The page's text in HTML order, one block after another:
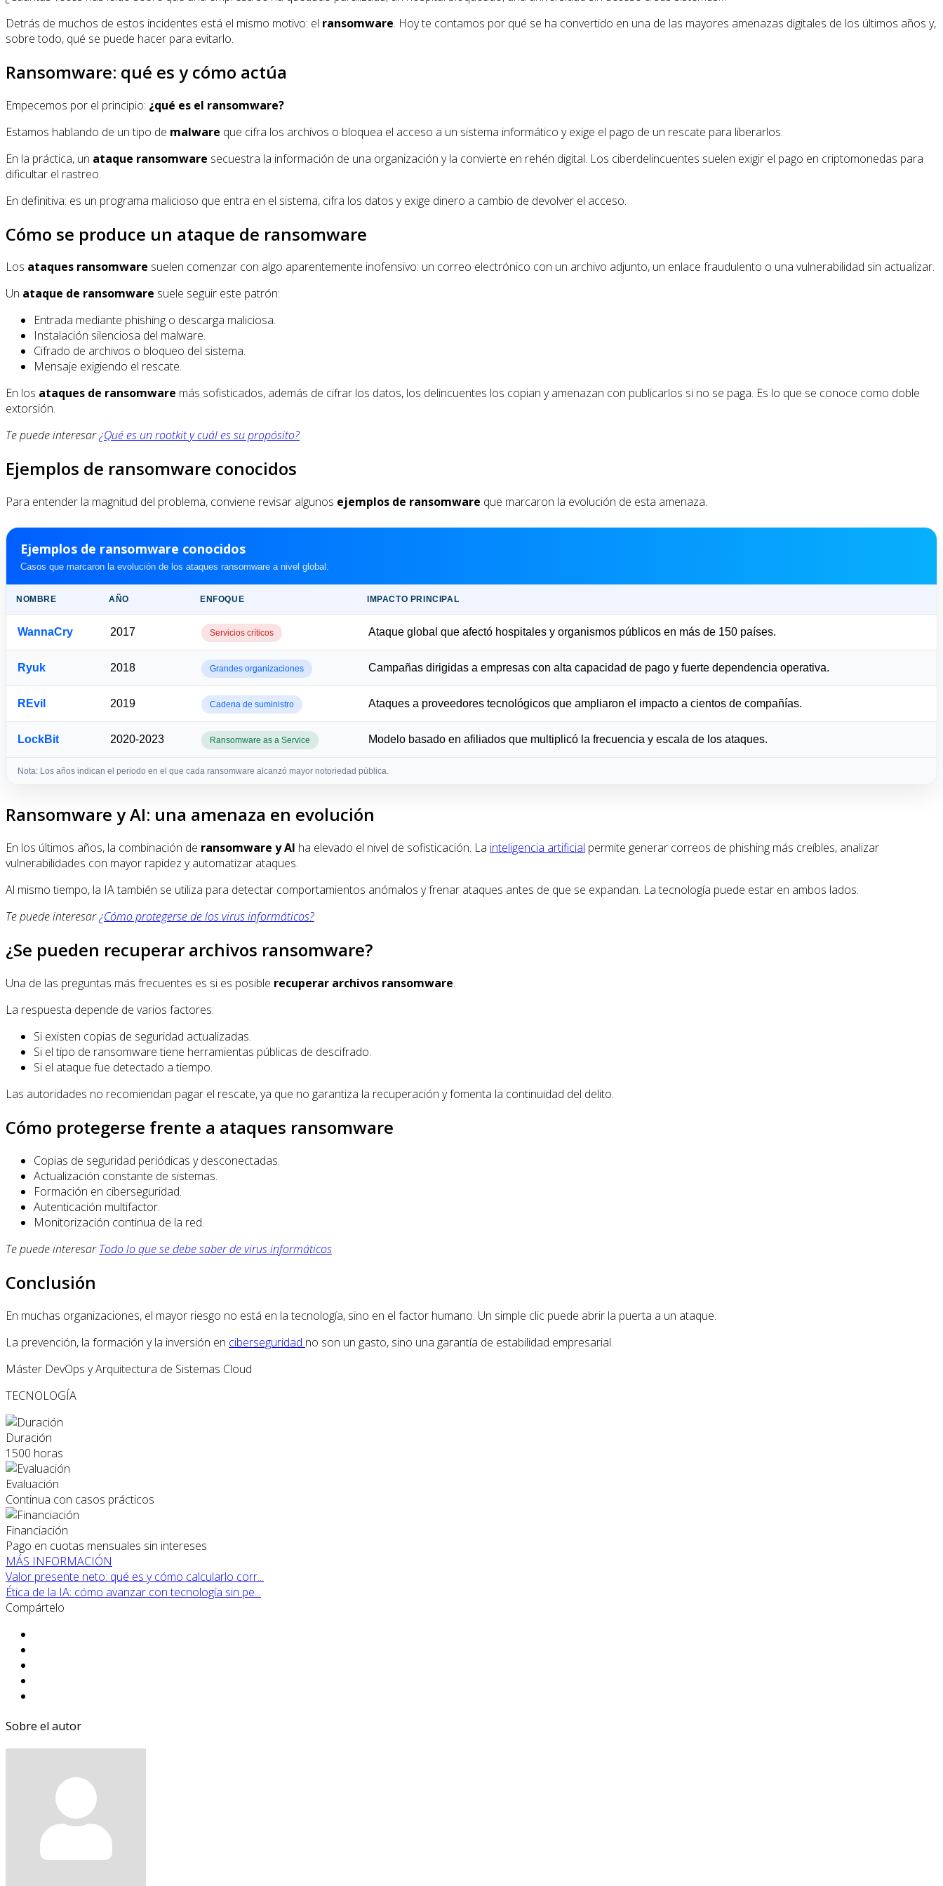
Detrás de muchos de estos incidentes está el mismo motivo: el ransomware. Hoy te contamos por qué se ha convertido en una de las mayores amenazas digitales de los últimos años y,
sobre todo, qué se puede hacer para evitarlo.
Ransomware: qué es y cómo actúa
Empecemos por el principio: ¿qué es el ransomware?
Estamos hablando de un tipo de malware que cifra los archivos o bloquea el acceso a un sistema informático y exige el pago de un rescate para liberarlos.
En la práctica, un ataque ransomware secuestra la información de una organización y la convierte en rehén digital. Los ciberdelincuentes suelen exigir el pago en criptomonedas para
dificultar el rastreo.
En definitiva: es un programa malicioso que entra en el sistema, cifra los datos y exige dinero a cambio de devolver el acceso.
Cómo se produce un ataque de ransomware
Los ataques ransomware suelen comenzar con algo aparentemente inofensivo: un correo electrónico con un archivo adjunto, un enlace fraudulento o una vulnerabilidad sin actualizar.
Un ataque de ransomware suele seguir este patrón:
Entrada mediante phishing o descarga maliciosa.
Instalación silenciosa del malware.
Cifrado de archivos o bloqueo del sistema.
Mensaje exigiendo el rescate.
En los ataques de ransomware más sofisticados, además de cifrar los datos, los delincuentes los copian y amenazan con publicarlos si no se paga. Es lo que se conoce como doble
extorsión.
Te puede interesar¿Qué es un rootkit y cuál es su propósito?
Ejemplos de ransomware conocidos
Para entender la magnitud del problema, conviene revisar algunos ejemplos de ransomware que marcaron la evolución de esta amenaza.
Ejemplos de ransomware conocidos
Casos que marcaron la evolución de los ataques ransomware a nivel global.
NOMBRE AÑO ENFOQUE IMPACTO PRINCIPAL
WannaCry 2017 Servicios críticos Ataque global que afectó hospitales y organismos públicos en más de 150 países.
Ryuk 2018 Grandes organizaciones Campañas dirigidas a empresas con alta capacidad de pago y fuerte dependencia operativa.
REvil 2019 Cadena de suministro Ataques a proveedores tecnológicos que ampliaron el impacto a cientos de compañías.
LockBit 2020-2023 Ransomware as a Service Modelo basado en afiliados que multiplicó la frecuencia y escala de los ataques.
Nota: Los años indican el periodo en el que cada ransomware alcanzó mayor notoriedad pública.
Ransomware y AI: una amenaza en evolución
En los últimos años, la combinación de ransomware y AI ha elevado el nivel de sofisticación. La inteligencia artificial permite generar correos de phishing más creíbles, analizar
vulnerabilidades con mayor rapidez y automatizar ataques.
Al mismo tiempo, la IA también se utiliza para detectar comportamientos anómalos y frenar ataques antes de que se expandan. La tecnología puede estar en ambos lados.
Te puede interesar¿Cómo protegerse de los virus informáticos?
¿Se pueden recuperar archivos ransomware?
Una de las preguntas más frecuentes es si es posible recuperar archivos ransomware.
La respuesta depende de varios factores:
Si existen copias de seguridad actualizadas.
Si el tipo de ransomware tiene herramientas públicas de descifrado.
Si el ataque fue detectado a tiempo.
Las autoridades no recomiendan pagar el rescate, ya que no garantiza la recuperación y fomenta la continuidad del delito.
Cómo protegerse frente a ataques ransomware
Copias de seguridad periódicas y desconectadas.
Actualización constante de sistemas.
Formación en ciberseguridad.
Autenticación multifactor.
Monitorización continua de la red.
Te puede interesarTodo lo que se debe saber de virus informáticos
Conclusión
En muchas organizaciones, el mayor riesgo no está en la tecnología, sino en el factor humano. Un simple clic puede abrir la puerta a un ataque.
La prevención, la formación y la inversión en ciberseguridad no son un gasto, sino una garantía de estabilidad empresarial.
Máster DevOps y Arquitectura de Sistemas Cloud
TECNOLOGÍA
Duración
1500 horas
Evaluación
Continua con casos prácticos
Financiación
Pago en cuotas mensuales sin intereses
MÁS INFORMACIÓN
Valor presente neto: qué es y cómo calcularlo corr...
Ética de la IA: cómo avanzar con tecnología sin pe...
Compártelo
Sobre el autor